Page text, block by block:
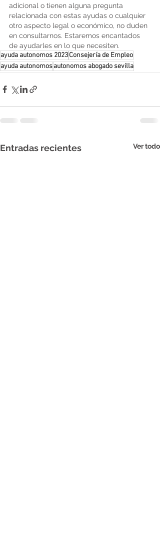
adicional o tienen alguna pregunta
relacionada con estas ayudas o cualquier
otro aspecto legal o económico, no duden
en consultarnos. Estaremos encantados
de ayudarles en lo que necesiten.
ayuda autonomos 2023Consejería de Empleo
ayuda autonomosautonomos abogado sevilla
Entradas recientes Ver todo